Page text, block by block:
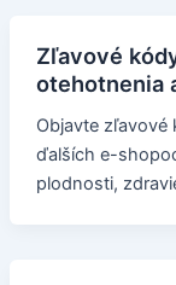
Zľavové
otehotnenia
Objavte zľavové
ďalších e-
plodnosti,